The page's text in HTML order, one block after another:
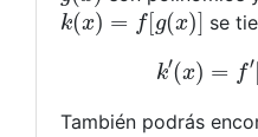
k(x) =f[g(x)] se
k x ′[
También podrás